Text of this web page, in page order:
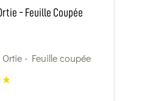
- Feuille Coupée